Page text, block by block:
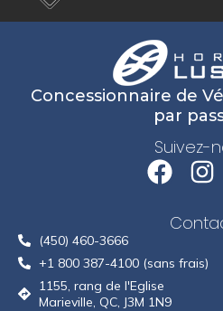
(450) 460-3666
+1 800 387-4100 (sans frais)
1155, rang de l'Eglise
Marieville, QC, J3M 1N9
Concessionnaire de
par
Suivez-